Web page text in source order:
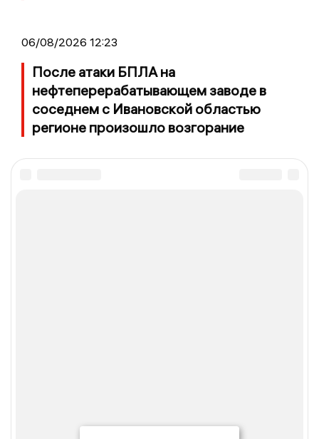
06/08/2026 12:23
После атаки БПЛА на
нефтеперерабатывающем заводе в
соседнем с Ивановской областью
регионе произошло возгорание